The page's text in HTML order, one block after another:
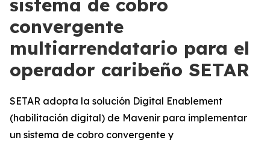
sistema de cobro
convergente
multiarrendatario para el
operador caribeño SETAR
SETAR adopta la solución Digital Enablement
(habilitación digital) de Mavenir para implementar
un sistema de cobro convergente y